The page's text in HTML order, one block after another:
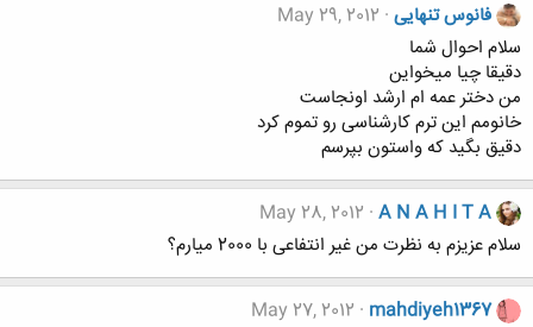
فانوس تنهایی May 29, 2012
سلام احوال شما
دقیقا چیا میخواین
من دختر عمه ام ارشد اونجاست
خانومم این ترم کارشناسی رو تموم کرد
دقیق بگید که واستون بپرسم
A N A H I T A
May 28, 2012
سلام عزیزم به نظرت من غیر انتفاعی با 2000 میارم؟
mahdiyeh1367
May 27, 2012